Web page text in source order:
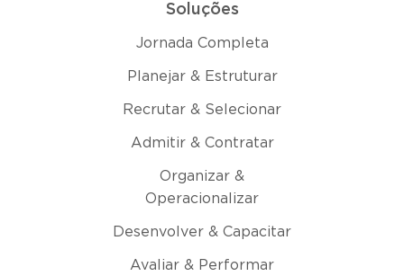
Soluções
Jornada Completa
Planejar & Estruturar
Recrutar & Selecionar
Admitir & Contratar
Organizar &
Operacionalizar
Desenvolver & Capacitar
Avaliar & Performar